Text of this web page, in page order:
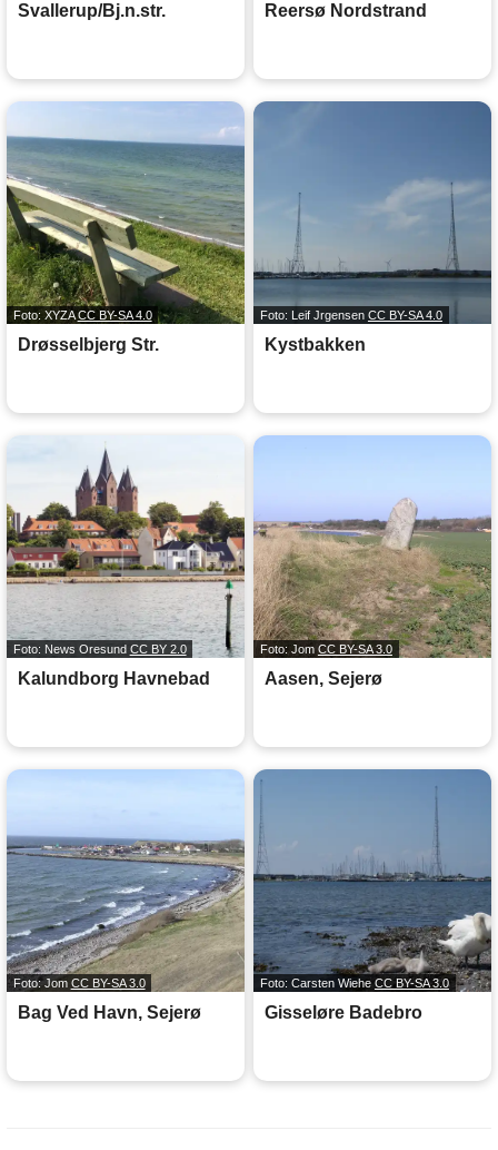
Svallerup/Bj.n.str. Reersø Nordstrand
Foto: XYZACC BY-SA 4.0
Drøsselbjerg Str.
Foto: Leif Jrgensen CC BY-SA 4.0
Kystbakken
Foto: News Oresund CC BY 2.0
Kalundborg Havnebad
Foto: Jom CC BY-SA 3.0
Aasen, Sejerø
Foto: Jom CC BY-SA 3.0
Bag Ved Havn, Sejerø
Foto: Carsten Wiehe CC BY-SA 3.0
Gisseløre Badebro